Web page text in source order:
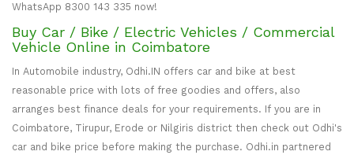
WhatsApp 8300 143 335 now!
Buy Car / Bike / Electric Vehicles / Commercial
Vehicle Online in Coimbatore
In Automobile industry, Odhi.IN offers car and bike at best
reasonable price with lots of free goodies and offers, also
arranges best finance deals for your requirements. If you are in
Coimbatore, Tirupur, Erode or Nilgiris district then check out Odhi's
car and bike price before making the purchase. Odhi.in partnered